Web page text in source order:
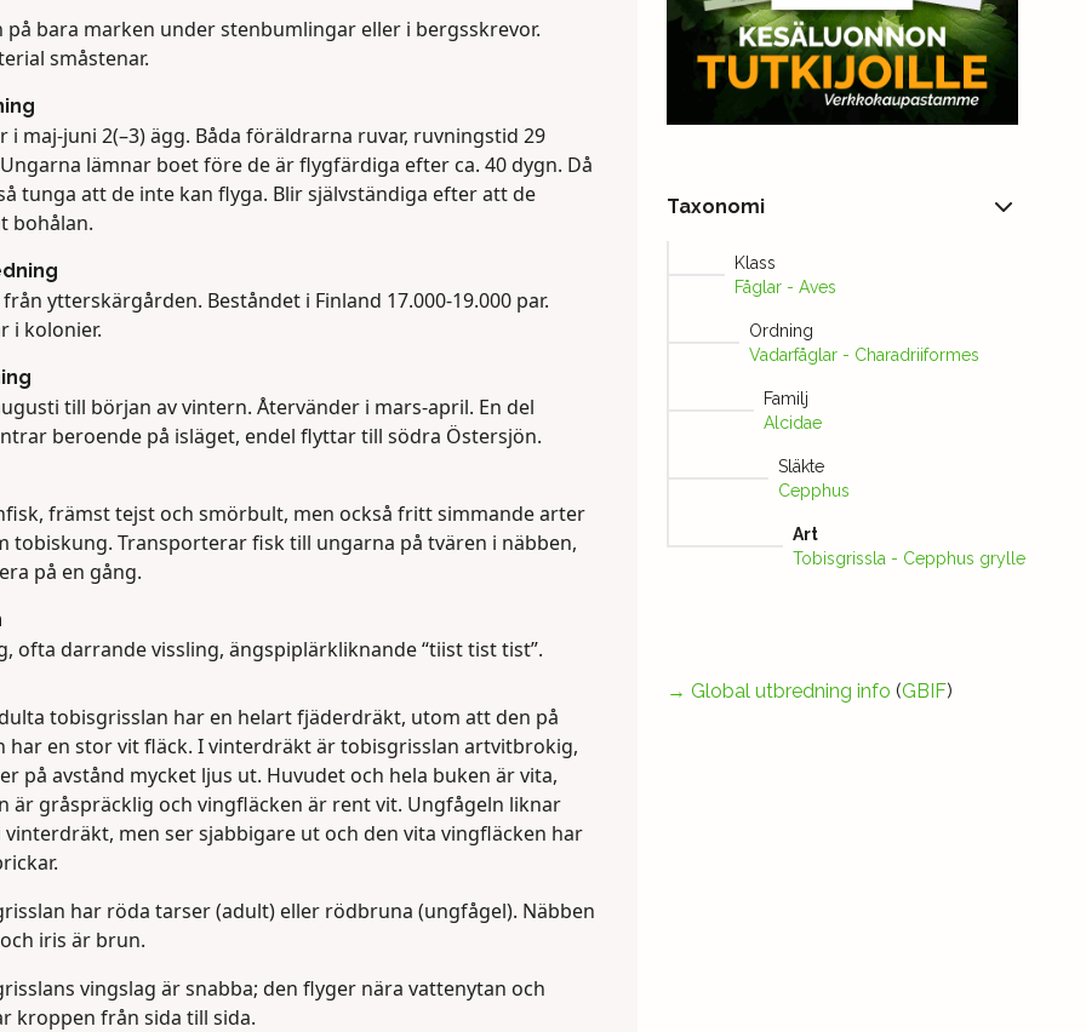
på bara marken under stenbumlingar eller i bergsskrevor.
småstenar.
i maj-juni 2(–3) ägg. Båda föräldrarna ruvar, ruvningstid 29
lämnar boet före de är flygfärdiga efter ca. 40 dygn. Då
tunga att de inte kan flyga. Blir självständiga efter att de
bohålan.
ytterskärgården. Beståndet i Finland 17.000-19.000 par.
i kolonier.
till början av vintern. Återvänder i mars-april. En del
beroende på isläget, endel flyttar till södra Östersjön.
främst tejst och smörbult, men också fritt simmande arter
tobiskung. Transporterar fisk till ungarna på tvären i näbben,
på en gång.
ofta darrande vissling, ängspiplärkliknande “tiist tist tist”.
tobisgrisslan har en helart fjäderdräkt, utom att den på
har en stor vit fläck. I vinterdräkt är tobisgrisslan artvitbrokig,
på avstånd mycket ljus ut. Huvudet och hela buken är vita,
är gråspräcklig och vingfläcken är rent vit. Ungfågeln liknar
vinterdräkt, men ser sjabbigare ut och den vita vingfläcken har
har röda tarser (adult) eller rödbruna (ungfågel). Näbben
iris är brun.
vingslag är snabba; den flyger nära vattenytan och
kroppen från sida till sida.
Taxonomi
Klass
Fåglar - Aves
Ordning
Vadarfåglar - Charadriiformes
Familj
Alcidae
Släkte
Cepphus
Art
Tobisgrissla - Cepphus grylle
→ Global utbredning info (GBIF)